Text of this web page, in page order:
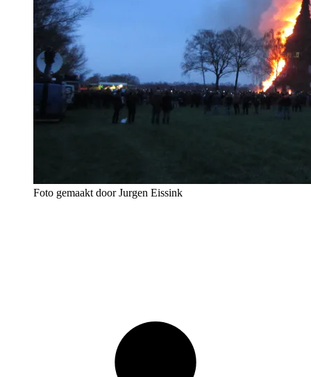
Foto gemaakt door Jurgen Eissink